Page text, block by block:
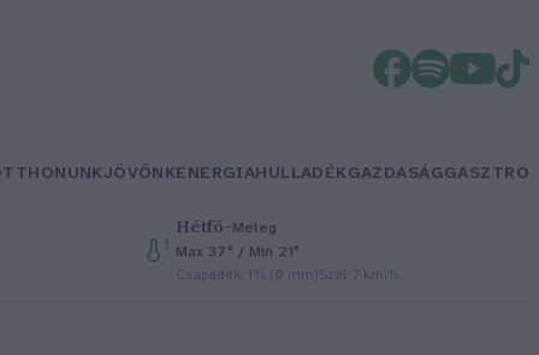
JÖVŐNKENERGIAHULLADÉKGAZDASÁGGASZTRO
Hétfő–Meleg
Max 37° / Min 21°
Csapadék: 1% (0 mm)Szél: 7 km/h